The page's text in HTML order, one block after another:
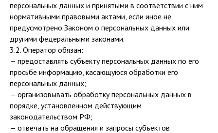
персональных данных и принятыми в соответствии с ним
нормативными правовыми актами, если иное не
предусмотрено Законом о персональных данных или
другими федеральными законами.
3.2. Оператор обязан:
— предоставлять субъекту персональных данных по его
просьбе информацию, касающуюся обработки его
персональных данных;
— организовывать обработку персональных данных в
порядке, установленном действующим
законодательством РФ;
— отвечать на обращения и запросы субъектов